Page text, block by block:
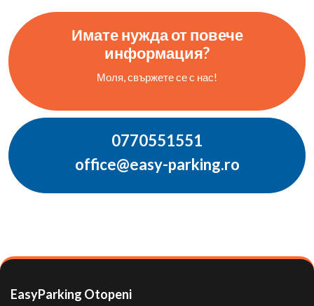
Имате нужда от повече
информация?
Моля, свържете се с нас!
0770551551
office@easy-parking.ro
EasyParking Otopeni